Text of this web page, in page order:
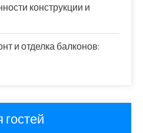
конструкции и
и отделка балконов: